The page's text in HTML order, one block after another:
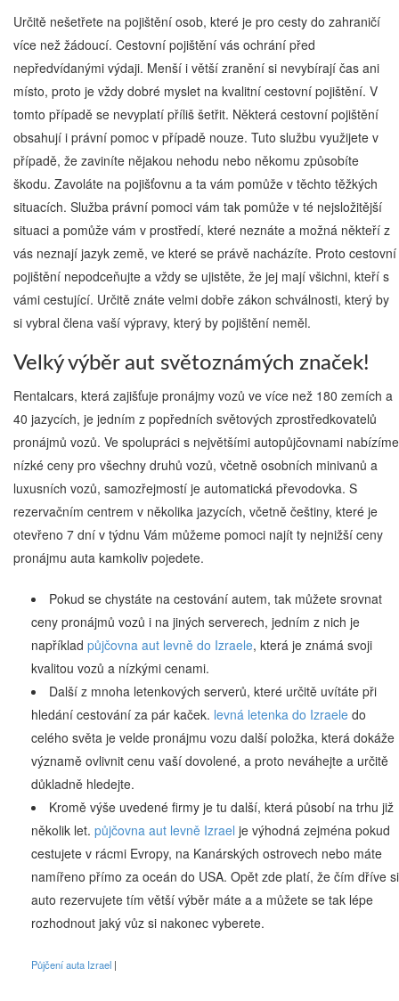
Určitě nešetřete na pojištění osob, které je pro cesty do zahraničí
více než žádoucí. Cestovní pojištění vás ochrání před
nepředvídanými výdaji. Menší i větší zranění si nevybírají čas ani
místo, proto je vždy dobré myslet na kvalitní cestovní pojištění. V
tomto případě se nevyplatí příliš šetřit. Některá cestovní pojištění
obsahují i právní pomoc v případě nouze. Tuto službu využijete v
případě, že zaviníte nějakou nehodu nebo někomu způsobíte
škodu. Zavoláte na pojišťovnu a ta vám pomůže v těchto těžkých
situacích. Služba právní pomoci vám tak pomůže v té nejsložitější
situaci a pomůže vám v prostředí, které neznáte a možná někteří z
vás neznají jazyk země, ve které se právě nacházíte. Proto cestovní
pojištění nepodceňujte a vždy se ujistěte, že jej mají všichni, kteří s
vámi cestující. Určitě znáte velmi dobře zákon schválnosti, který by
si vybral člena vaší výpravy, který by pojištění neměl.
Velký výběr aut světoznámých značek!
Rentalcars, která zajišťuje pronájmy vozů ve více než 180 zemích a
40 jazycích, je jedním z popředních světových zprostředkovatelů
pronájmů vozů. Ve spolupráci s největšími autopůjčovnami nabízíme
nízké ceny pro všechny druhů vozů, včetně osobních minivanů a
luxusních vozů, samozřejmostí je automatická převodovka. S
rezervačním centrem v několika jazycích, včetně češtiny, které je
otevřeno 7 dní v týdnu Vám můžeme pomoci najít ty nejnižší ceny
pronájmu auta kamkoliv pojedete.
Pokud se chystáte na cestování autem, tak můžete srovnat
ceny pronájmů vozů i na jiných serverech, jedním z nich je
například půjčovna aut levně do Izraele, která je známá svoji
kvalitou vozů a nízkými cenami.
Další z mnoha letenkových serverů, které určitě uvítáte při
hledání cestování za pár kaček. levná letenka do Izraele do
celého světa je velde pronájmu vozu další položka, která dokáže
významě ovlivnit cenu vaší dovolené, a proto neváhejte a určitě
důkladně hledejte.
Kromě výše uvedené firmy je tu další, která působí na trhu již
několik let. půjčovna aut levně Izrael je výhodná zejména pokud
cestujete v rácmi Evropy, na Kanárských ostrovech nebo máte
namířeno přímo za oceán do USA. Opět zde platí, že čím dříve si
auto rezervujete tím větší výběr máte a a můžete se tak lépe
rozhodnout jaký vůz si nakonec vyberete.
Půjčení auta Izrael